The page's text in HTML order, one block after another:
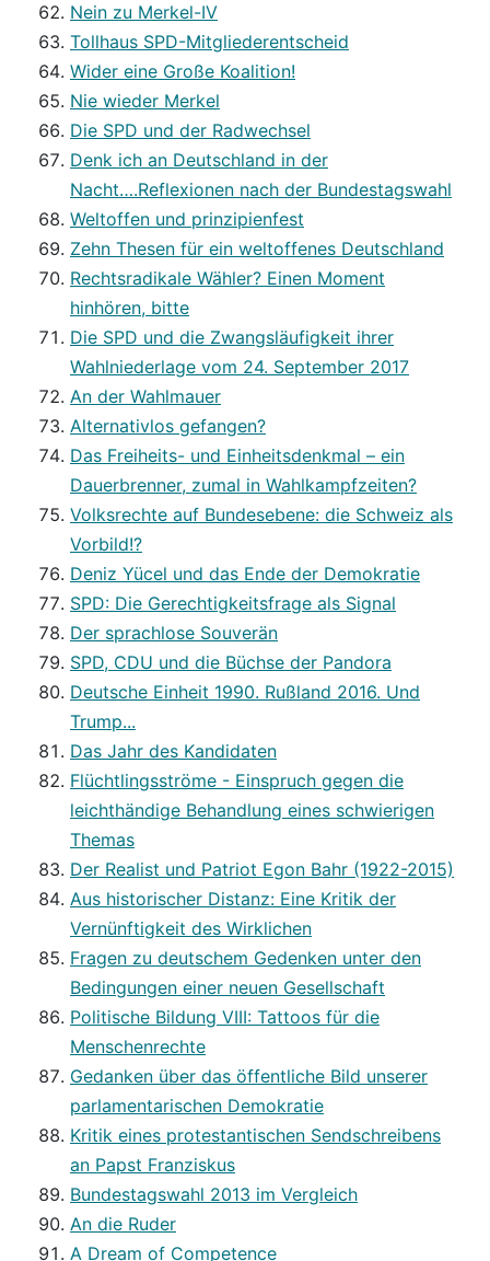
Nein zu Merkel-IV
Tollhaus SPD-Mitgliederentscheid
Wider eine Große Koalition!
Nie wieder Merkel
Die SPD und der Radwechsel
Denk ich an Deutschland in der
Nacht….Reflexionen nach der Bundestagswahl
Weltoffen und prinzipienfest
Zehn Thesen für ein weltoffenes Deutschland
Rechtsradikale Wähler? Einen Moment
hinhören, bitte
Die SPD und die Zwangsläufigkeit ihrer
Wahlniederlage vom 24. September 2017
An der Wahlmauer
Alternativlos gefangen?
Das Freiheits- und Einheitsdenkmal – ein
Dauerbrenner, zumal in Wahlkampfzeiten?
Volksrechte auf Bundesebene: die Schweiz als
Vorbild!?
Deniz Yücel und das Ende der Demokratie
SPD: Die Gerechtigkeitsfrage als Signal
Der sprachlose Souverän
SPD, CDU und die Büchse der Pandora
Deutsche Einheit 1990. Rußland 2016. Und
Trump...
Das Jahr des Kandidaten
Flüchtlingsströme - Einspruch gegen die
leichthändige Behandlung eines schwierigen
Themas
Der Realist und Patriot Egon Bahr (1922-2015)
Aus historischer Distanz: Eine Kritik der
Vernünftigkeit des Wirklichen
Fragen zu deutschem Gedenken unter den
Bedingungen einer neuen Gesellschaft
Politische Bildung VIII: Tattoos für die
Menschenrechte
Gedanken über das öffentliche Bild unserer
parlamentarischen Demokratie
Kritik eines protestantischen Sendschreibens
an Papst Franziskus
Bundestagswahl 2013 im Vergleich
An die Ruder
A Dream of Competence